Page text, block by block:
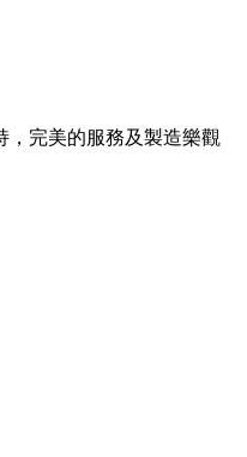
，完美的服務及製造樂觀